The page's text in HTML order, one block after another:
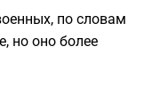
по словам
но оно более